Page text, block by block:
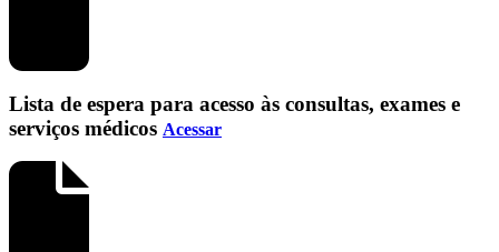
Lista de espera para acesso às consultas, exames e
serviços médicos Acessar